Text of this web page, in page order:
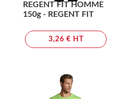
REGENT FIT HOMME
150g - REGENT FIT
3,26 € HT